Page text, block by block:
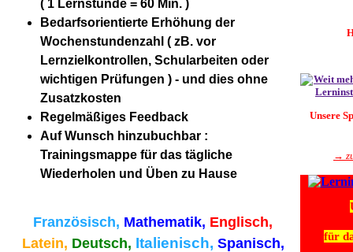
( 1 Lernstunde = 60 Min. )
Bedarfsorientierte Erhöhung der
Wochenstundenzahl ( zB. vor
Lernzielkontrollen, Schularbeiten oder
wichtigen Prüfungen ) - und dies ohne
Zusatzkosten
Regelmäßiges Feedback
Auf Wunsch hinzubuchbar :
Trainingsmappe für das tägliche
Wiederholen und Üben zu Hause
Französisch, Mathematik, Englisch,
Latein, Deutsch, Italienisch, Spanisch,
Unsere
→
für